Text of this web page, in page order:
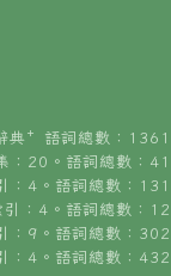
典⁺ 語詞總數：
：20。語詞總數：
：4。語詞總數：
引：4。語詞總數：
：9。語詞總數：
：4。語詞總數：